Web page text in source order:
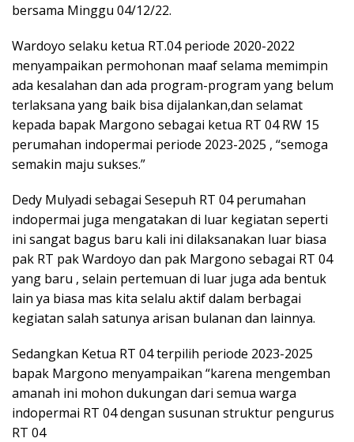
bersama Minggu 04/12/22.
Wardoyo selaku ketua RT.04 periode 2020-2022
menyampaikan permohonan maaf selama memimpin
ada kesalahan dan ada program-program yang belum
terlaksana yang baik bisa dijalankan,dan selamat
kepada bapak Margono sebagai ketua RT 04 RW 15
perumahan indopermai periode 2023-2025 , “semoga
semakin maju sukses.”
Dedy Mulyadi sebagai Sesepuh RT 04 perumahan
indopermai juga mengatakan di luar kegiatan seperti
ini sangat bagus baru kali ini dilaksanakan luar biasa
pak RT pak Wardoyo dan pak Margono sebagai RT 04
yang baru , selain pertemuan di luar juga ada bentuk
lain ya biasa mas kita selalu aktif dalam berbagai
kegiatan salah satunya arisan bulanan dan lainnya.
Sedangkan Ketua RT 04 terpilih periode 2023-2025
bapak Margono menyampaikan “karena mengemban
amanah ini mohon dukungan dari semua warga
indopermai RT 04 dengan susunan struktur pengurus
RT 04